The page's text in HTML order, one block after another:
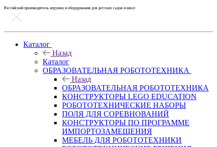
Российский производитель игрушек и оборудования для детских садов и школ
Каталог
Назад
Каталог
ОБРАЗОВАТЕЛЬНАЯ РОБОТОТЕХНИКА
Назад
ОБРАЗОВАТЕЛЬНАЯ РОБОТОТЕХНИКА
КОНСТРУКТОРЫ LEGO EDUCATION
РОБОТОТЕХНИЧЕСКИЕ НАБОРЫ
ПОЛЯ ДЛЯ СОРЕВНОВАНИЙ
КОНСТРУКТОРЫ ПО ПРОГРАММЕ
ИМПОРТОЗАМЕЩЕНИЯ
МЕБЕЛЬ ДЛЯ РОБОТОТЕХНИКИ